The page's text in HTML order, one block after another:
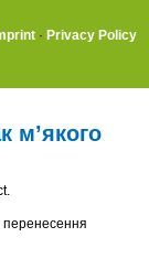
· Privacy Policy
м’якого
перенесення